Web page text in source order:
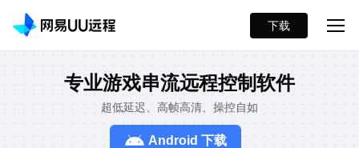
下载
专业游戏串流远程控制软件
超低延迟、高帧高清、操控自如
Android 下载